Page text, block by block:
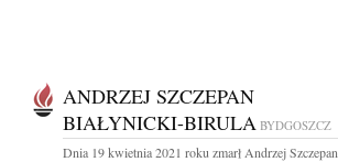
ANDRZEJ SZCZEPAN
BIAŁYNICKI-BIRULA BYDGOSZCZ
Dnia 19 kwietnia 2021 roku zmarł Andrzej Szczepan